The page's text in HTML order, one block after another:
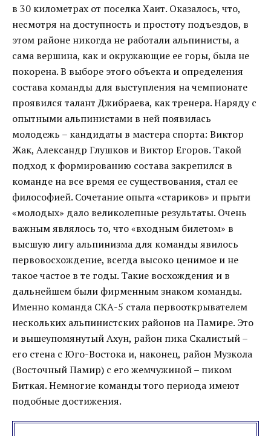
в 30 километрах от поселка Хаит. Оказалось, что,
несмотря на доступность и простоту подъездов, в
этом районе никогда не работали альпинисты, а
сама вершина, как и окружающие ее горы, была не
покорена. В выборе этого объекта и определения
состава команды для выступления на чемпионате
проявился талант Джибраева, как тренера. Наряду с
опытными альпинистами в ней появилась
молодежь – кандидаты в мастера спорта: Виктор
Жак, Александр Глушков и Виктор Егоров. Такой
подход к формированию состава закрепился в
команде на все время ее существования, стал ее
философией. Сочетание опыта «стариков» и прыти
«молодых» дало великолепные результаты. Очень
важным являлось то, что «входным билетом» в
высшую лигу альпинизма для команды явилось
первовосхождение, всегда высоко ценимое и не
такое частое в те годы. Такие восхождения и в
дальнейшем были фирменным знаком команды.
Именно команда СКА-5 стала первооткрывателем
нескольких альпинистских районов на Памире. Это
и вышеупомянутый Ахун, район пика Скалистый –
его стена с Юго-Востока и, наконец, район Музкола
(Восточный Памир) с его жемчужиной – пиком
Биткая. Немногие команды того периода имеют
подобные достижения.